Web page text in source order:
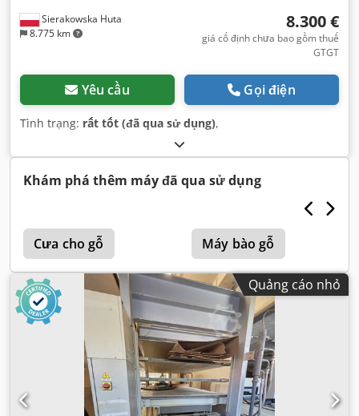
Sierakowska Huta
8.775 km
8.300 €
giá cố định chưa bao gồm thuế
GTGT
Yêu cầu Gọi điện
Tình trạng: rất tốt (đã qua sử dụng),
Khám phá thêm máy đã qua sử dụng
Cưa cho gỗ Máy bào gỗ
Quảng cáo nhỏ